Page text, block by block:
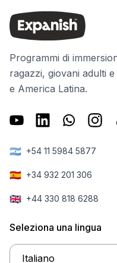
Programmi di
ragazzi, giovani adulti
e America Latina.
🇦🇷 +54 11 5984 5877
🇪🇸 +34 932 201 306
🇬🇧 +44 330 818 6288
Seleziona una lingua